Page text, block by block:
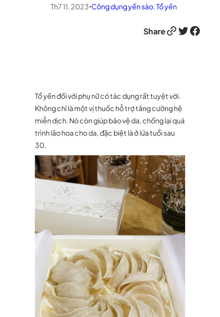
Th7 11, 2023 •Công dụng yến sào, Tổ yến
ShareLink Twitter Facebook
Tổ yến đối với phụ nữ có tác dụng rất tuyệt vời.
Không chỉ là một vị thuốc hỗ trợ tăng cường hệ
miễn dịch. Nó còn giúp bảo vệ da, chống lại quá
trình lão hoa cho da, đặc biệt là ở lứa tuổi sau
30.